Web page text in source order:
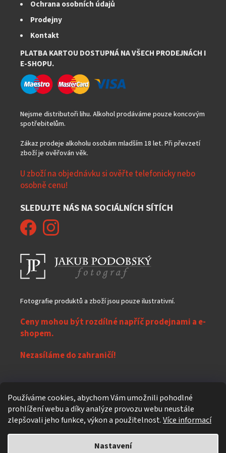
Používáme cookies, abychom Vám umožnili pohodlné
prohlížení webu a díky analýze provozu webu neustále
zlepšovali jeho funkce, výkon a použitelnost.Více informací
Nastavení
Ochrana osobních údajů
Prodejny
Kontakt
PLATBA KARTOU DOSTUPNÁ NA VŠECH PRODEJNÁCH I
E-SHOPU.
Nejsme distributoři lihu. Alkohol prodáváme pouze koncovým
spotřebitelům.
Zákaz prodeje alkoholu osobám mladším 18 let. Při převzetí
zboží je ověřován věk.
U zboží na objednávku si ověřte telefonicky nebo
osobně cenu!
SLEDUJTE NÁS NA SOCIÁLNÍCH SÍTÍCH
Fotografie produktů a zboží jsou pouze ilustrativní.
Ceny mohou být rozdílné napříč prodejnami a e-
shopem.
Nezasíláme do zahraničí!
Vytvořil Shoptet
eXpres nápoje. Všechna práva vyhrazena.